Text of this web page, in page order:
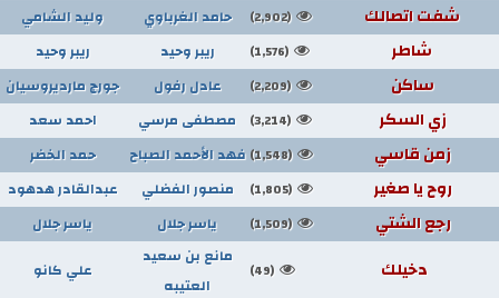
شفت اتصالك (2,902) حامد الغرباوي وليد الشامي
شاطر (1,576) ريبر وحيد ريبر وحيد
ساكن (2,209) عادل رفول جورج مارديروسيان
زي السكر (3,214) مصطفى مرسي احمد سعد
زمن قاسي (1,548) فهد الأحمد الصباح حمد الخضر
روح يا صغير (1,805) منصور الفضلي عبدالقادر هدهود
رجع الشتي (1,509) ياسر جلال ياسر جلال
دخيلك (49)
مانع بن سعيد
العتيبه
علي كانو